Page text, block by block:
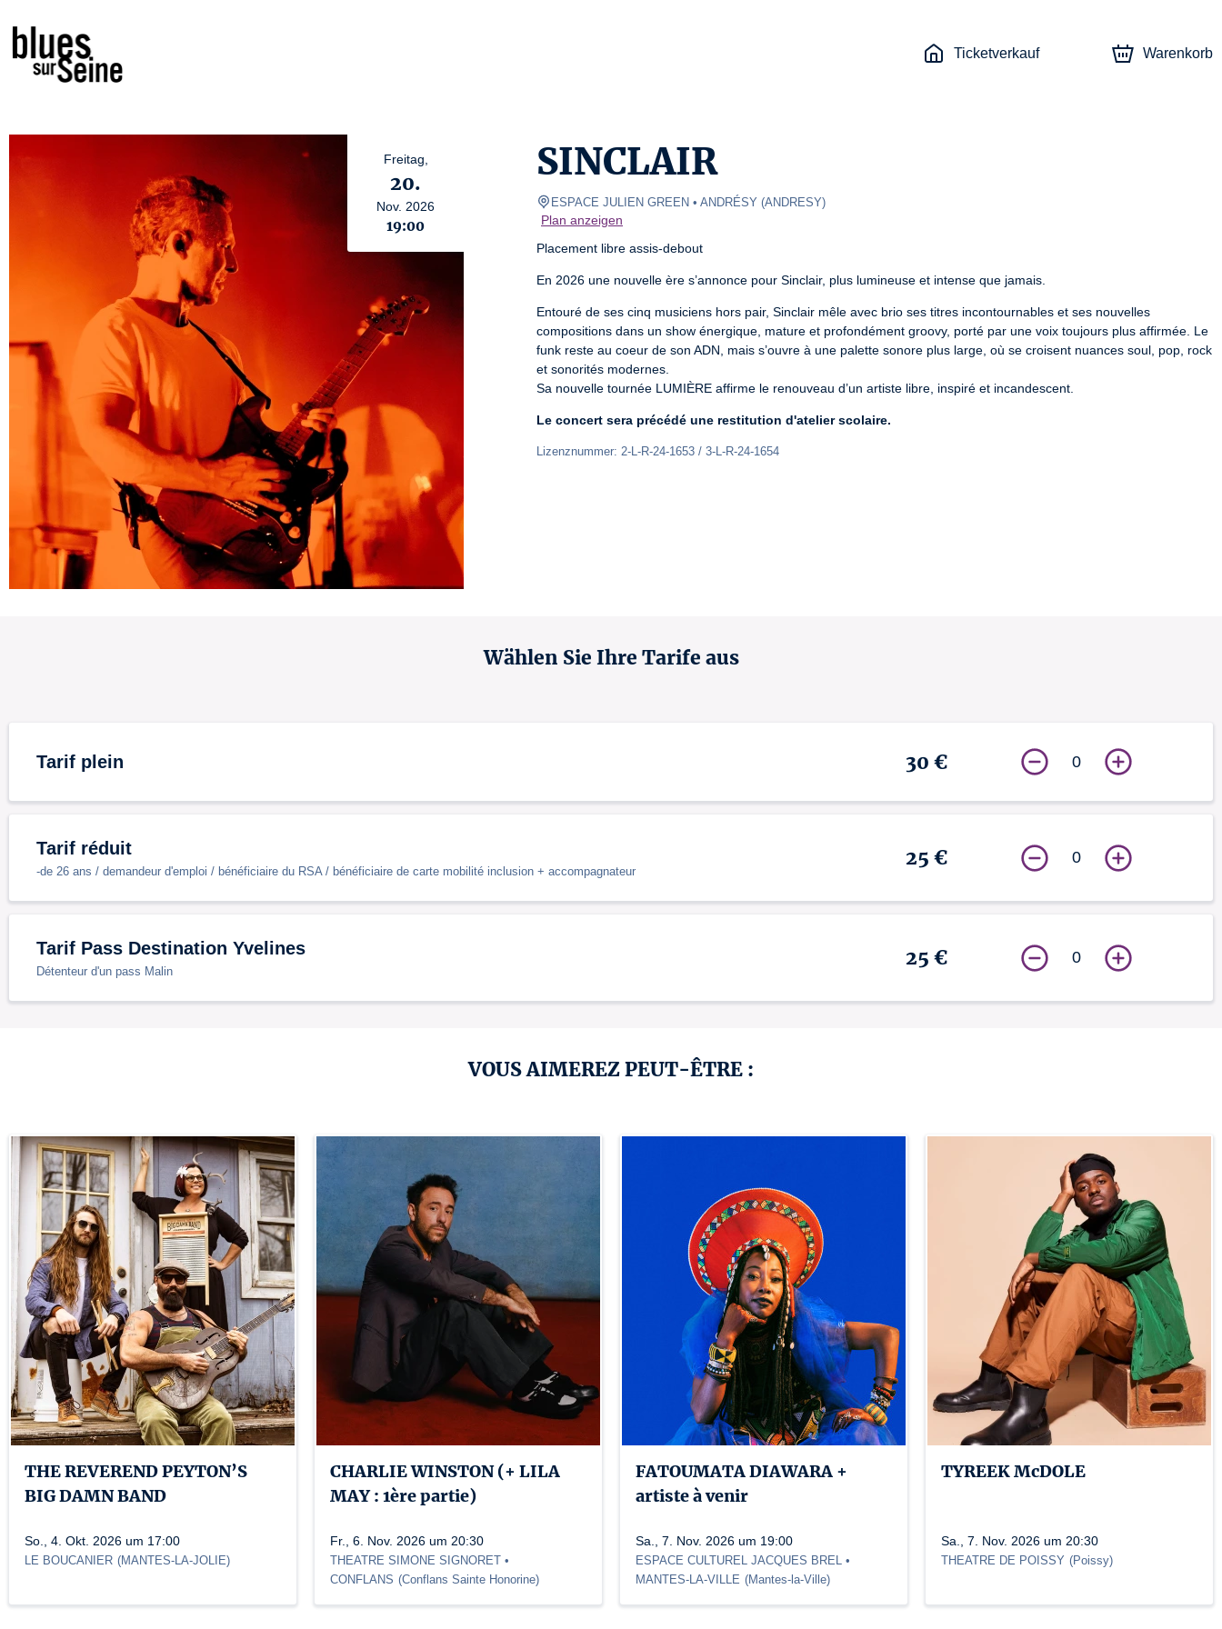
Ticketverkauf Warenkorb
Freitag,
20.
Nov. 2026
19:00
SINCLAIR
ESPACE JULIEN GREEN • ANDRÉSY (ANDRESY)
Plan anzeigen
Placement libre assis-debout
En 2026 une nouvelle ère s’annonce pour Sinclair, plus lumineuse et intense que jamais.
Entouré de ses cinq musiciens hors pair, Sinclair mêle avec brio ses titres incontournables et ses nouvelles
compositions dans un show énergique, mature et profondément groovy, porté par une voix toujours plus affirmée. Le
funk reste au coeur de son ADN, mais s’ouvre à une palette sonore plus large, où se croisent nuances soul, pop, rock
et sonorités modernes.
Sa nouvelle tournée LUMIÈRE affirme le renouveau d’un artiste libre, inspiré et incandescent.
Le concert sera précédé une restitution d'atelier scolaire.
Lizenznummer: 2-L-R-24-1653 / 3-L-R-24-1654
Wählen Sie Ihre Tarife aus
Tarif plein 30 € 0
Tarif réduit
-de 26 ans / demandeur d'emploi / bénéficiaire du RSA / bénéficiaire de carte mobilité inclusion + accompagnateur
25 € 0
Tarif Pass Destination Yvelines
Détenteur d'un pass Malin
25 € 0
VOUS AIMEREZ PEUT-ÊTRE :
THE REVEREND PEYTON’S
BIG DAMN BAND
So., 4. Okt. 2026 um 17:00
LE BOUCANIER (MANTES-LA-JOLIE)
CHARLIE WINSTON (+ LILA
MAY : 1ère partie)
Fr., 6. Nov. 2026 um 20:30
THEATRE SIMONE SIGNORET •
CONFLANS (Conflans Sainte Honorine)
FATOUMATA DIAWARA +
artiste à venir
Sa., 7. Nov. 2026 um 19:00
ESPACE CULTUREL JACQUES BREL •
MANTES-LA-VILLE (Mantes-la-Ville)
TYREEK McDOLE
Sa., 7. Nov. 2026 um 20:30
THEATRE DE POISSY (Poissy)